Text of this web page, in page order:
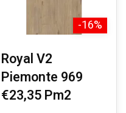
-16%
Royal V2
Piemonte 969
€23,35 Pm2